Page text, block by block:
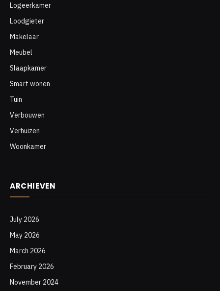
Logeerkamer
Loodgieter
Makelaar
Meubel
Slaapkamer
Smart wonen
Tuin
Verbouwen
Verhuizen
Woonkamer
ARCHIEVEN
July 2026
May 2026
March 2026
February 2026
November 2024